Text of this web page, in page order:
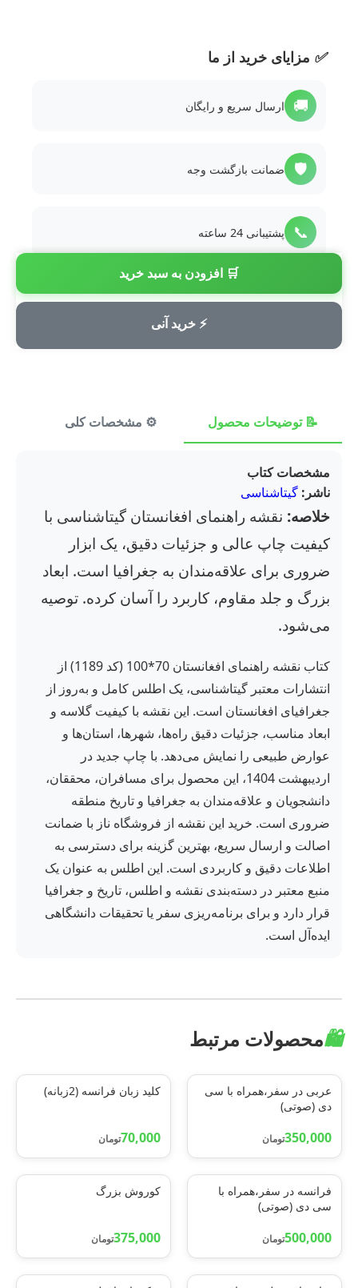
🛒 افزودن به سبد خرید
⚡ خرید آنی
✅ مزایای خرید از ما
🚚 ارسال سریع و رایگان
🛡️ ضمانت بازگشت وجه
📞 پشتیبانی 24 ساعته
💳 پرداخت امن
📝 توضیحات محصول ⚙️ مشخصات کلی
مشخصات کتاب
ناشر: گیتاشناسی
خلاصه: نقشه راهنمای افغانستان گیتاشناسی با
کیفیت چاپ عالی و جزئیات دقیق، یک ابزار
ضروری برای علاقه‌مندان به جغرافیا است. ابعاد
بزرگ و جلد مقاوم، کاربرد را آسان کرده. توصیه
می‌شود.
کتاب نقشه راهنمای افغانستان 70*100 (کد 1189) از
انتشارات معتبر گیتاشناسی، یک اطلس کامل و به‌روز از
جغرافیای افغانستان است. این نقشه با کیفیت گلاسه و
ابعاد مناسب، جزئیات دقیق راه‌ها، شهرها، استان‌ها و
عوارض طبیعی را نمایش می‌دهد. با چاپ جدید در
اردیبهشت 1404، این محصول برای مسافران، محققان،
دانشجویان و علاقه‌مندان به جغرافیا و تاریخ منطقه
ضروری است. خرید این نقشه از فروشگاه ناز با ضمانت
اصالت و ارسال سریع، بهترین گزینه برای دسترسی به
اطلاعات دقیق و کاربردی است. این اطلس به عنوان یک
منبع معتبر در دسته‌بندی نقشه و اطلس، تاریخ و جغرافیا
قرار دارد و برای برنامه‌ریزی سفر یا تحقیقات دانشگاهی
ایده‌آل است.
🛍️محصولات مرتبط
عربی در سفر،همراه با سی
دی (صوتی)
350,000تومان
کلید زبان فرانسه (2زبانه)
70,000تومان
فرانسه در سفر،همراه با
سی دی (صوتی)
500,000تومان
کوروش بزرگ
375,000تومان